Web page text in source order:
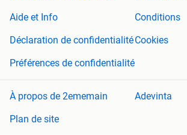
Aide et Info
Conditions
Déclaration de confidentialitéCookies
Préférences de confidentialité
À propos de 2ememain
Adevinta
Plan de site